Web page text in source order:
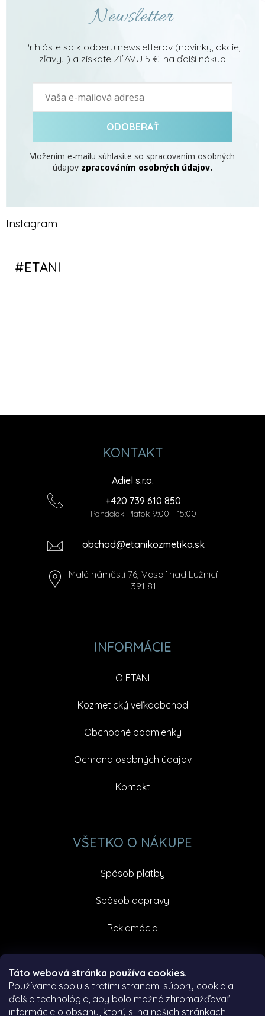
Táto webová stránka používa cookies.
Používame spolu s tretími stranami súbory cookie a
ďalšie technológie, aby bolo možné zhromažďovať
informácie o obsahu, ktorý si na našich stránkach
Newsletter
Prihláste sa k odberu newsletterov (novinky, akcie,
zľavy...) a získate ZĽAVU 5 €. na ďalší nákup
ODOBERAŤ
Vložením e-mailu súhlasíte so spracovaním osobných
údajov zpracováním osobných údajov.
Instagram
KONTAKT
Adiel s.r.o.
+420 739 610 850
Pondelok-Piatok 9:00 - 15:00
obchod@etanikozmetika.sk
Malé náměstí 76, Veselí nad Lužnicí
391 81
INFORMÁCIE
O ETANI
Kozmetický veľkoobchod
Obchodné podmienky
Ochrana osobných údajov
Kontakt
VŠETKO O NÁKUPE
Spôsob platby
Spôsob dopravy
Reklamácia